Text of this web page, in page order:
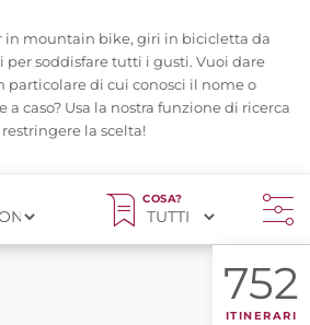
in mountain bike, giri in bicicletta da
per soddisfare tutti i gusti. Vuoi dare
particolare di cui conosci il nome o
caso? Usa la nostra funzione di ricerca
la scelta!
COSA?
752
ITINERARI